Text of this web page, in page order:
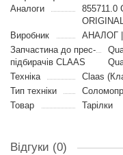
Аналоги
855711.0
Виробник
АНАЛОГ |
Запчастина до прес-
підбирачів CLAAS
Техніка
Claas
Тип техніки
Товар
Тарілки
Відгуки (0)